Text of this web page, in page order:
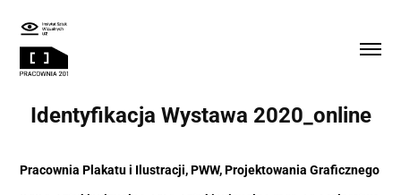
Identyfikacja Wystawa 2020_online
Pracownia Plakatu i Ilustracji, PWW, Projektowania Graficznego